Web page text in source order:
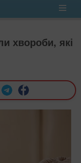
хвороби, які